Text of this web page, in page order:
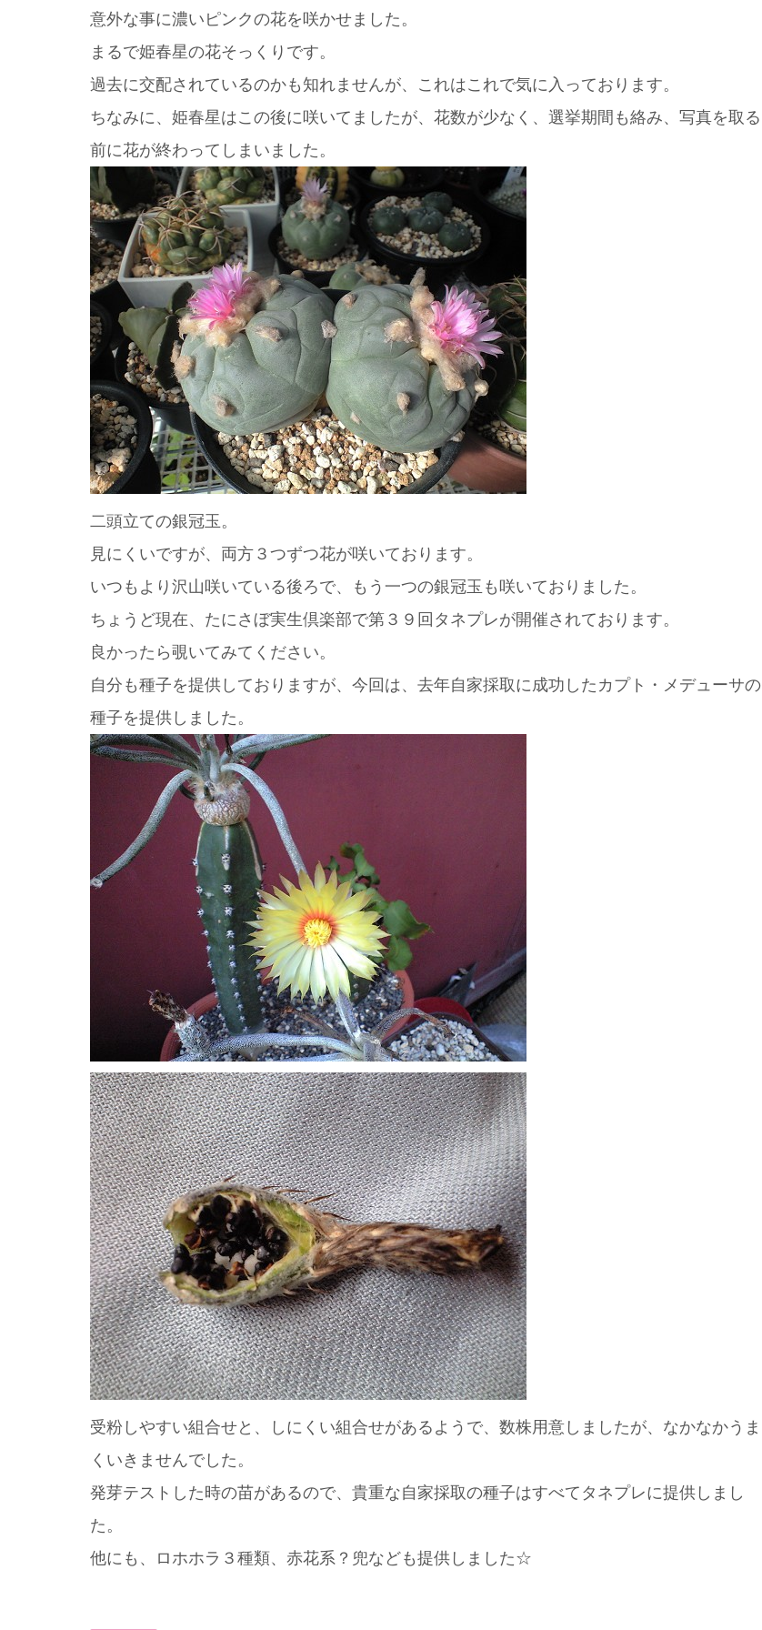
意外な事に濃いピンクの花を咲かせました。
まるで姫春星の花そっくりです。
過去に交配されているのかも知れませんが、これはこれで気に入っております。
ちなみに、姫春星はこの後に咲いてましたが、花数が少なく、選挙期間も絡み、写真を取る
前に花が終わってしまいました。
二頭立ての銀冠玉。
見にくいですが、両方３つずつ花が咲いております。
いつもより沢山咲いている後ろで、もう一つの銀冠玉も咲いておりました。
ちょうど現在、たにさぼ実生倶楽部で第３９回タネプレが開催されております。
良かったら覗いてみてください。
自分も種子を提供しておりますが、今回は、去年自家採取に成功したカプト・メデューサの
種子を提供しました。
受粉しやすい組合せと、しにくい組合せがあるようで、数株用意しましたが、なかなかうま
くいきませんでした。
発芽テストした時の苗があるので、貴重な自家採取の種子はすべてタネプレに提供しまし
た。
他にも、ロホホラ３種類、赤花系？兜なども提供しました☆